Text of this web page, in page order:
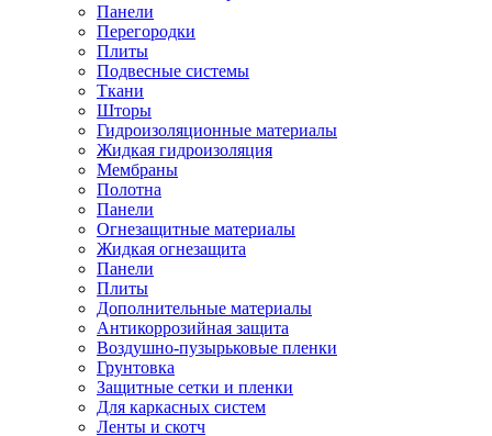
Панели
Перегородки
Плиты
Подвесные системы
Ткани
Шторы
Гидроизоляционные материалы
Жидкая гидроизоляция
Мембраны
Полотна
Панели
Огнезащитные материалы
Жидкая огнезащита
Панели
Плиты
Дополнительные материалы
Антикоррозийная защита
Воздушно-пузырьковые пленки
Грунтовка
Защитные сетки и пленки
Для каркасных систем
Ленты и скотч